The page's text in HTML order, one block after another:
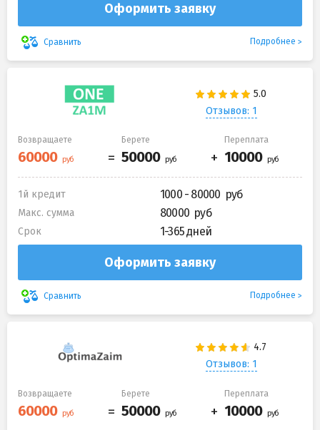
Оформить заявку
Сравнить Подробнее
Отзывов: 1
Возвращаете Берете Переплата
1й кредит 1000 - 80000
Макс. сумма 80000
Срок 1-365 дней
Оформить заявку
Сравнить Подробнее
Отзывов: 1
Возвращаете Берете Переплата